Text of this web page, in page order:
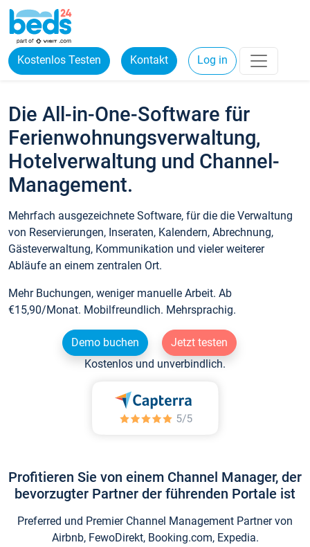
Kostenlos Testen Kontakt Log in
Die All-in-One-Software für
Ferienwohnungsverwaltung,
Hotelverwaltung und Channel-
Management.
Mehrfach ausgezeichnete Software, für die die Verwaltung
von Reservierungen, Inseraten, Kalendern, Abrechnung,
Gästeverwaltung, Kommunikation und vieler weiterer
Abläufe an einem zentralen Ort.
Mehr Buchungen, weniger manuelle Arbeit. Ab
€15,90/Monat. Mobilfreundlich. Mehrsprachig.
Demo buchen
Jetzt testen
Kostenlos und unverbindlich.
Profitieren Sie von einem Channel Manager, der
bevorzugter Partner der führenden Portale ist
Preferred und Premier Channel Management Partner von
Airbnb, FewoDirekt, Booking.com, Expedia.